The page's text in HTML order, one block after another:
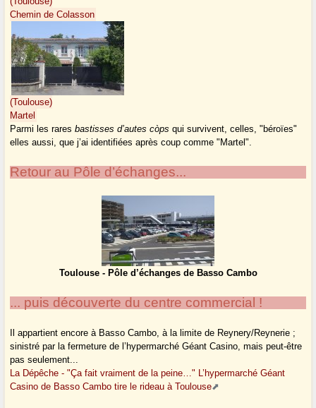
Chemin de Colasson
(Toulouse)
Martel
Parmi les raresbastisses d’autes còps qui survivent, celles, "béroïes"
elles aussi, que j’ai identifiées après coup comme "Martel".
Retour au Pôle d’échanges...
Toulouse - Pôle d’échanges de Basso Cambo
... puis découverte du centre commercial !
Il appartient encore à Basso Cambo, à la limite de Reynery/Reynerie ;
sinistré par la fermeture de l’hypermarché Géant Casino, mais peut-être
pas seulement...
La Dépêche - "Ça fait vraiment de la peine…" L’hypermarché Géant
Casino de Basso Cambo tire le rideau à Toulouse